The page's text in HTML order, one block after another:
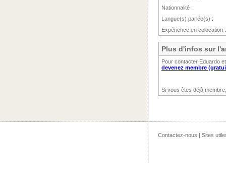
Nationnalité :
Langue(s) parlée(s) :
Expérience en colocation :
Plus d'infos sur
Pour contacter Eduardo
devenez membre
Si vous êtes déjà
Contactez-nous | Sites